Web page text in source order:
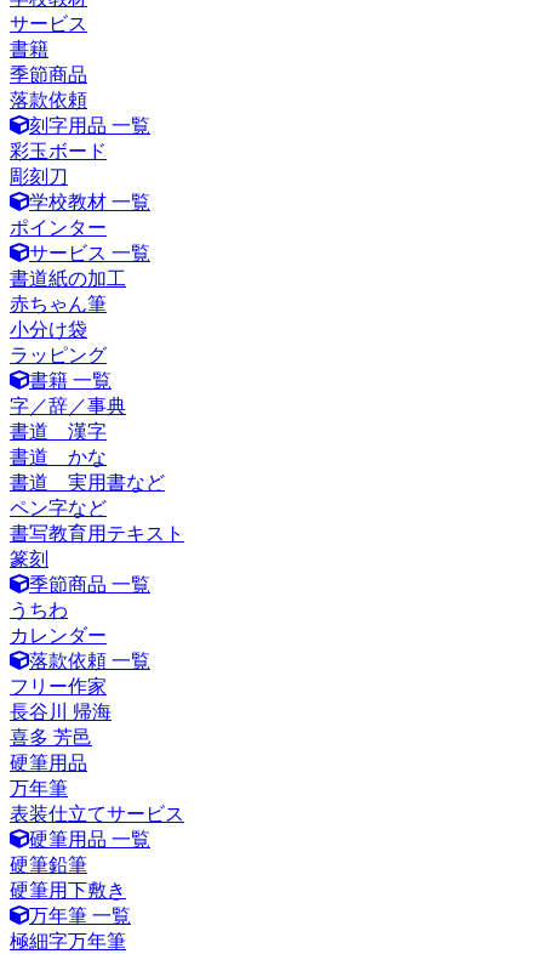
サービス
書籍
季節商品
落款依頼
刻字用品 一覧
彩玉ボード
彫刻刀
学校教材 一覧
ポインター
サービス 一覧
書道紙の加工
赤ちゃん筆
小分け袋
ラッピング
書籍 一覧
字／辞／事典
書道 漢字
書道 かな
書道 実用書など
ペン字など
書写教育用テキスト
篆刻
季節商品 一覧
うちわ
カレンダー
落款依頼 一覧
フリー作家
長谷川 帰海
喜多 芳邑
硬筆用品
万年筆
表装仕立てサービス
硬筆用品 一覧
硬筆鉛筆
硬筆用下敷き
万年筆 一覧
極細字万年筆